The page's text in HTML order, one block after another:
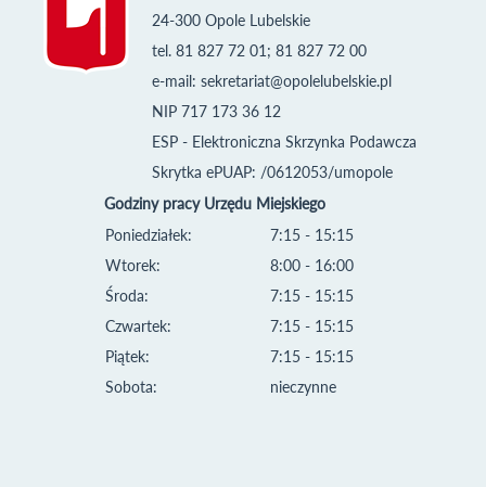
24-300 Opole Lubelskie
tel. 81 827 72 01; 81 827 72 00
e-mail: sekretariat@opolelubelskie.pl
NIP 717 173 36 12
ESP - Elektroniczna Skrzynka Podawcza
Skrytka ePUAP: /0612053/umopole
Godziny pracy Urzędu Miejskiego
Poniedziałek:
Wtorek:
Środa:
Czwartek:
Piątek:
Sobota:
7:15 - 15:15
8:00 - 16:00
7:15 - 15:15
7:15 - 15:15
7:15 - 15:15
nieczynne